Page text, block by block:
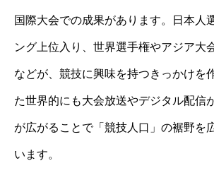
国際大会での成果があります。日本人
ング上位入り、世界選手権やアジア大
などが、競技に興味を持つきっかけを
た世界的にも大会放送やデジタル配信
が広がることで「競技人口」の裾野を
います。